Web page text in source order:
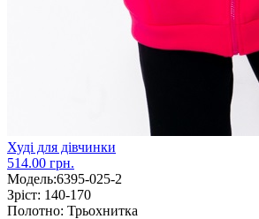
Худі для дівчинки
514.00 грн.
Модель:6395-025-2
Зріст: 140-170
Полотно: Трьохнитка